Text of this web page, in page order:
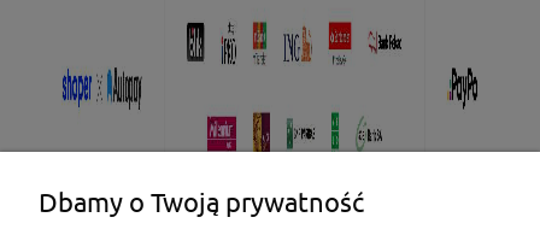
Dbamy o Twoją prywatność